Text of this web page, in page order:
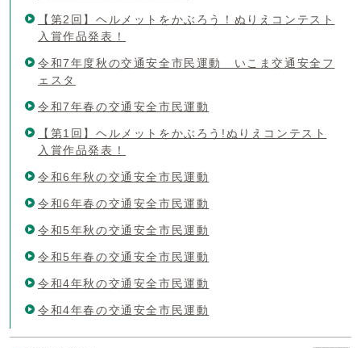
【第2回】ヘルメットをかぶろう！ぬりえコンテスト
入賞作品発表！
令和7年度秋の交通安全市民運動 いこま交通安全フ
ェスタ
令和7年春の交通安全市民運動
【第1回】ヘルメットをかぶろう!ぬりえコンテスト
入賞作品発表！
令和6年秋の交通安全市民運動
令和6年春の交通安全市民運動
令和5年秋の交通安全市民運動
令和5年春の交通安全市民運動
令和4年秋の交通安全市民運動
令和4年春の交通安全市民運動